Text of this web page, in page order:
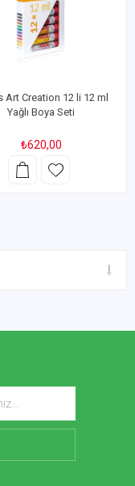
Art Creation 12 li 12 ml
Yağlı Boya Seti
₺620,00